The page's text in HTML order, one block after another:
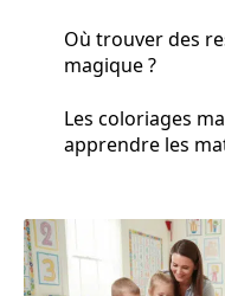
Où trouver des
magique ?
Les coloriages
apprendre les